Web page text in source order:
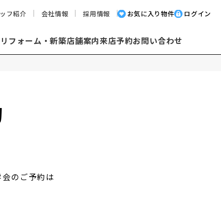
フ紹介 会社情報 採用情報 お気に入り物件 ログイン
リフォーム・新築店舗案内来店予約お問い合わせ
のご予約は